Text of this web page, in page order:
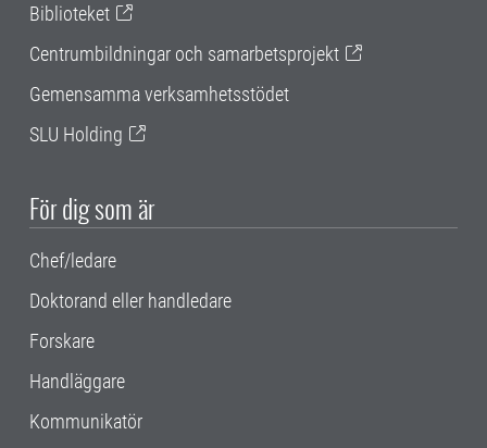
Biblioteket
Centrumbildningar och samarbetsprojekt
Gemensamma verksamhetsstödet
SLU Holding
För dig som är
Chef/ledare
Doktorand eller handledare
Forskare
Handläggare
Kommunikatör